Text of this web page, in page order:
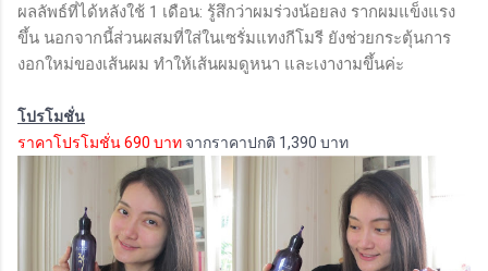
ผลลัพธ์ที่ได้หลังใช้ 1 เดือน: รู้สึกว่าผมร่วงน้อยลง รากผมแข็งแรง
ขึ้น นอกจากนี้ส่วนผสมที่ใส่ในเซรั่มแทงกีโมรี ยังช่วยกระตุ้นการ
งอกใหม่ของเส้นผม ทำให้เส้นผมดูหนา และเงางามขึ้นค่ะ
โปรโมชั่น
ราคาโปรโมชั่น 690 บาท จากราคาปกติ 1,390 บาท